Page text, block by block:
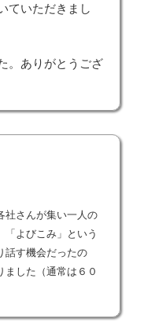
ていただきまし
。ありがとうござ
社さんが集い一人の
「よびこみ」という
話す機会だったの
ました（通常は６０